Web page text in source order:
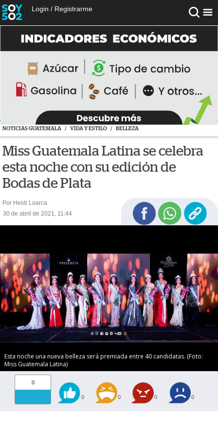
Login / Registrarme
NOTICIAS GUATEMALA / VIDA Y ESTILO / BELLEZA
Miss Guatemala Latina se celebra
esta noche con su edición de
Bodas de Plata
Por Heidi Loarca
30 de abril de 2021, 11:44
Esta noche una nueva belleza será premiada entre 40 candidatas. (Foto:
Miss Guatemala Latina)
0
0 0 0 0